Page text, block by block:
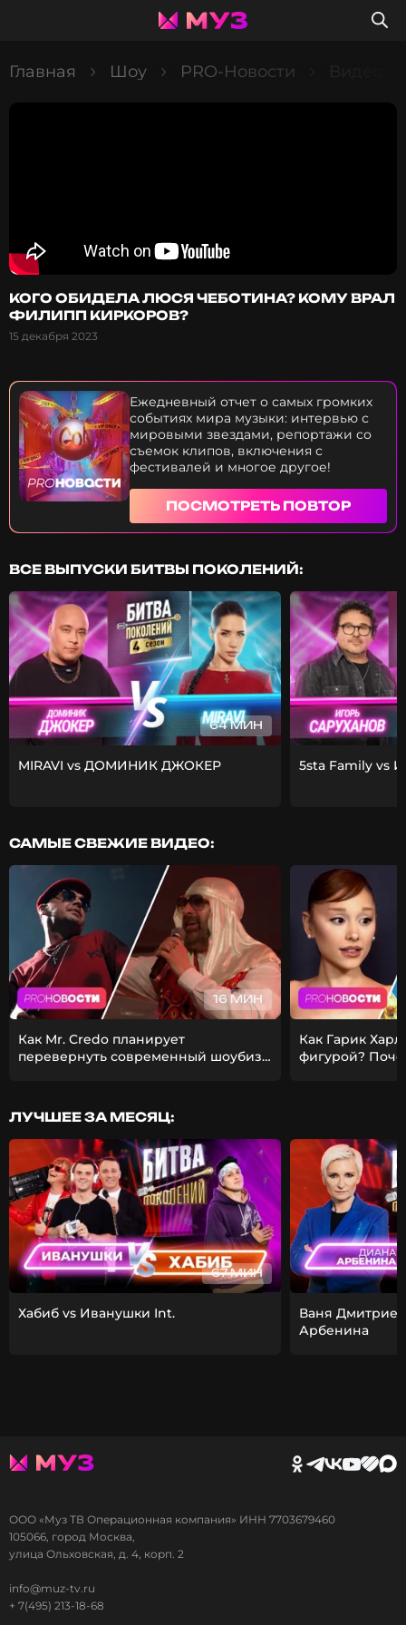
Главная Шоу PRO-Новости
КОГО ОБИДЕЛА ЛЮСЯ ЧЕБОТИНА? КОМУ ВРАЛ
ФИЛИПП КИРКОРОВ?
15 декабря 2023
Ежедневный отчет о самых громких
событиях мира музыки: интервью с
мировыми звездами, репортажи со
съемок клипов, включения с
фестивалей и многое другое!
ПОСМОТРЕТЬ ПОВТОР
ВСЕ ВЫПУСКИ БИТВЫ ПОКОЛЕНИЙ:
64 МИН
MIRAVI vs ДОМИНИК ДЖОКЕР 5sta Family vs
САМЫЕ СВЕЖИЕ ВИДЕО:
16 МИН
Как Mr. Credo планирует
перевернуть современный шоубиз?
Как Гарик
фигурой?
ЛУЧШЕЕ ЗА МЕСЯЦ:
67 МИН
Хабиб vs Иванушки Int.
Ваня
Арбенина
ООО «Муз ТВ Операционная компания» ИНН 7703679460
105066, город Москва,
улица Ольховская, д. 4, корп. 2
info@muz-tv.ru
+ 7(495) 213-18-68